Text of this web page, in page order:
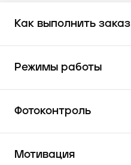
Как выполнить заказ
Режимы работы
Фотоконтроль
Мотивация